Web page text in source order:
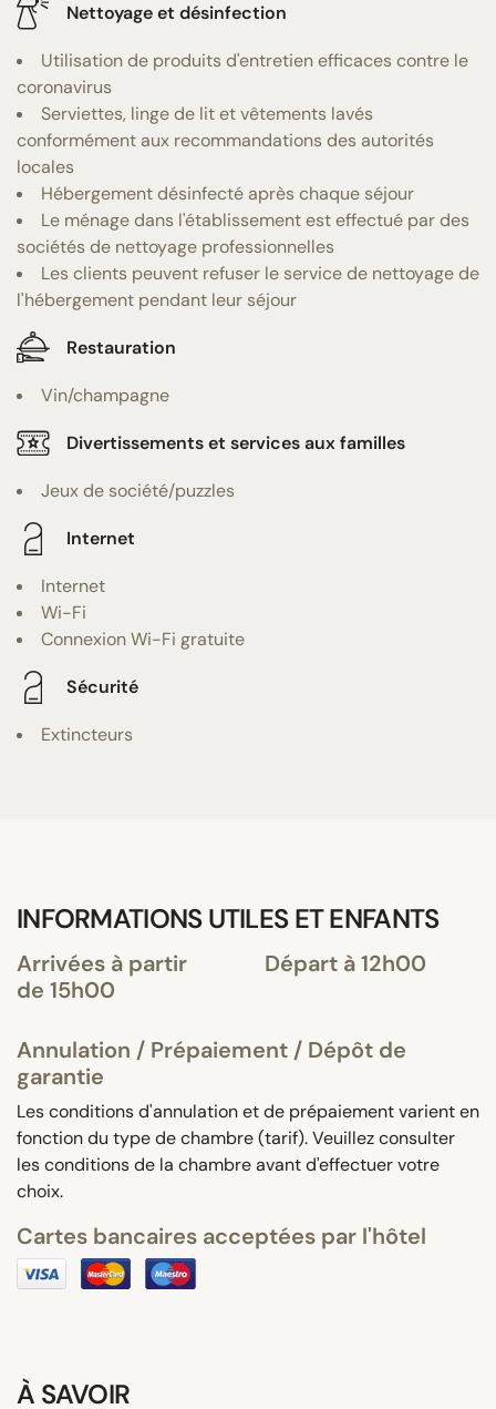
Nettoyage et désinfection
Utilisation de produits d'entretien efficaces contre le
coronavirus
Serviettes, linge de lit et vêtements lavés
conformément aux recommandations des autorités
locales
Hébergement désinfecté après chaque séjour
Le ménage dans l'établissement est effectué par des
sociétés de nettoyage professionnelles
Les clients peuvent refuser le service de nettoyage de
l'hébergement pendant leur séjour
Restauration
Vin/champagne
Divertissements et services aux familles
Jeux de société/puzzles
Internet
Internet
Wi-Fi
Connexion Wi-Fi gratuite
Sécurité
Extincteurs
INFORMATIONS UTILES ET ENFANTS
Arrivées à partir
de 15h00
Départ à 12h00
Annulation / Prépaiement / Dépôt de
garantie
Les conditions d'annulation et de prépaiement varient en
fonction du type de chambre (tarif). Veuillez consulter
les conditions de la chambre avant d'effectuer votre
choix.
Cartes bancaires acceptées par l'hôtel
À SAVOIR